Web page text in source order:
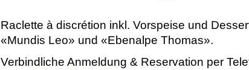
Raclette à dis­cré­ti­on inkl. Vorspeise und
«Mundis Leo» und «Ebenalpe Thomas».
Verbindliche Anmeldung & Reservation per